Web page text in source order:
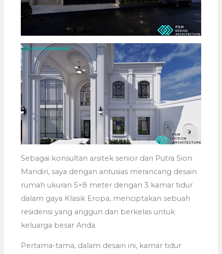
Sebagai konsultan arsitek senior dari Putra Sion
Mandiri, saya dengan antusias merancang desain
rumah ukuran 5×8 meter dengan 3 kamar tidur
dalam gaya Klasik Eropa, menciptakan sebuah
residensi yang anggun dan berkelas untuk
keluarga besar Anda.
Pertama-tama, dalam desain ini, kamar tidur